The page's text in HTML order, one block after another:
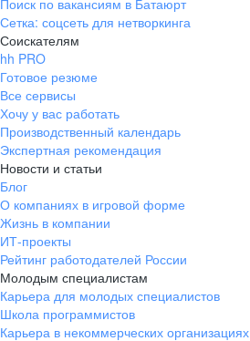
Поиск по вакансиям в Батаюрт
Сетка: соцсеть для нетворкинга
Соискателям
hh PRO
Готовое резюме
Все сервисы
Хочу у вас работать
Производственный календарь
Экспертная рекомендация
Новости и статьи
Блог
О компаниях в игровой форме
Жизнь в компании
ИТ-проекты
Рейтинг работодателей России
Молодым специалистам
Карьера для молодых специалистов
Школа программистов
Карьера в некоммерческих организациях